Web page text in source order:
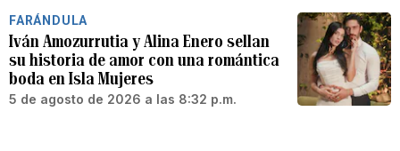
FARÁNDULA
Iván Amozurrutia y Alina Enero sellan
su historia de amor con una romántica
boda en Isla Mujeres
5 de agosto de 2026 a las 8:32 p.m.